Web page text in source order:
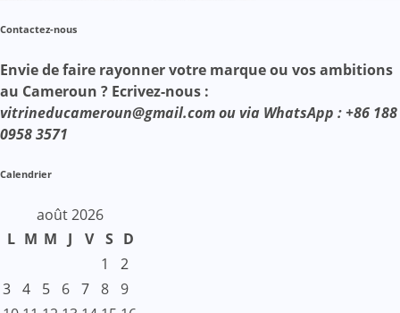
Contactez-nous
Envie de faire rayonner votre marque ou vos ambitions
au Cameroun ? Ecrivez-nous :
vitrineducameroun@gmail.com ou via WhatsApp : +86 188
0958 3571
Calendrier
août 2026
L M M J V S D
1
2
3 4 5 6 7 8
9